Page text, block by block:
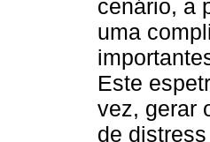
cenário, a
uma
Este
vez, gerar
de